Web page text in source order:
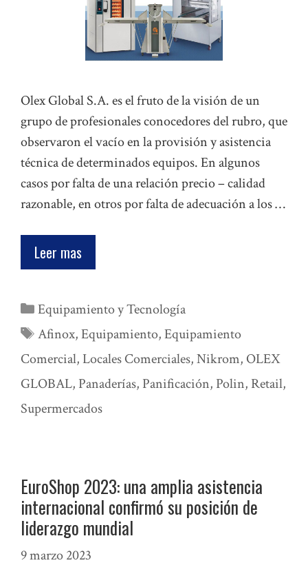
Olex Global S.A. es el fruto de la visión de un
grupo de profesionales conocedores del rubro, que
observaron el vacío en la provisión y asistencia
técnica de determinados equipos. En algunos
casos por falta de una relación precio – calidad
razonable, en otros por falta de adecuación a los …
Leer mas
Categorías
Equipamiento y Tecnología
Etiquetas
Afinox,Equipamiento,Equipamiento
Comercial,Locales Comerciales,Nikrom, OLEX
GLOBAL, Panaderías, Panificación, Polin, Retail,
Supermercados
EuroShop 2023: una amplia asistencia
internacional confirmó su posición de
liderazgo mundial
9 marzo 2023